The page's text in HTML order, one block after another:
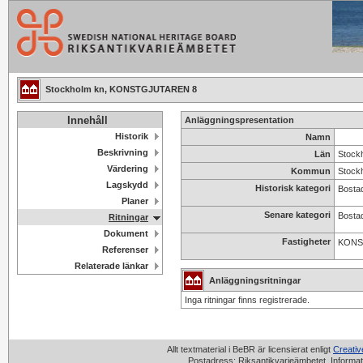
Stockholm kn, KONSTGJUTAREN 8
Innehåll
Historik
Beskrivning
Värdering
Lagskydd
Planer
Ritningar
Dokument
Referenser
Relaterade länkar
Anläggningspresentation
Namn
Län
Kommun
Historisk kategori
Senare kategori
Fastigheter
Anläggningsritningar
Inga ritningar finns registrerade.
Allt textmaterial i BeBR är licensierat enligt
Postadress: Riksantikvarieämbetet,